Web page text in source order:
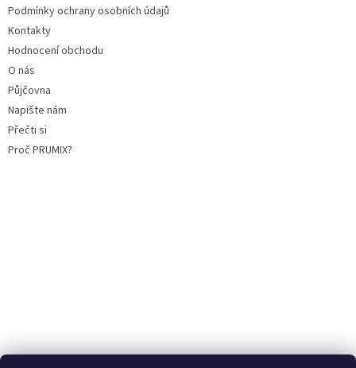
Podmínky ochrany osobních údajů
Kontakty
Hodnocení obchodu
O nás
Půjčovna
Napište nám
Přečti si
Proč PRUMIX?